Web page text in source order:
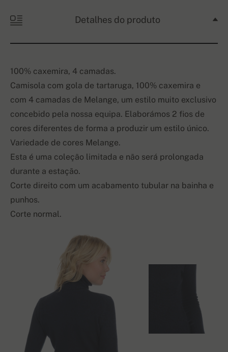
Detalhes do produto
100% caxemira, 4 camadas.
Camisola com gola de tartaruga, 100% caxemira e
com 4 camadas de Melange, um estilo muito exclusivo
concebido pela nossa equipa. Elaborámos 2 fios de
cores diferentes de forma a produzir um estilo único.
Variedade de cores Melange.
Esta é uma coleção limitada e não será prolongada
durante a estação.
Corte direito com um acabamento tubular na bainha e
punhos.
Corte normal.